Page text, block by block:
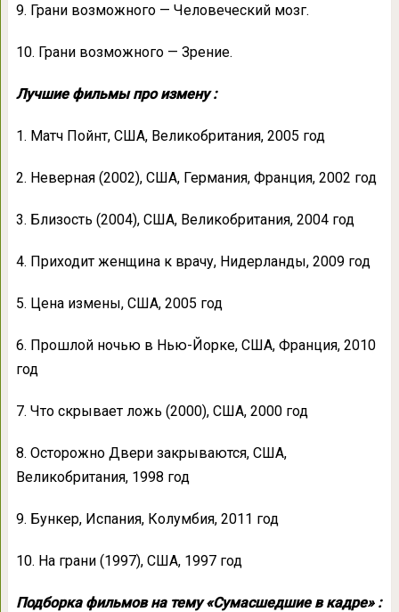
9. Грани возможного — Человеческий мозг.
10. Грани возможного — Зрение.
Лучшие фильмы про измену :
1. Матч Пойнт, США, Великобритания, 2005 год
2. Неверная (2002), США, Германия, Франция, 2002 год
3. Близость (2004), США, Великобритания, 2004 год
4. Приходит женщина к врачу, Нидерланды, 2009 год
5. Цена измены, США, 2005 год
6. Прошлой ночью в Нью-Йорке, США, Франция, 2010
год
7. Что скрывает ложь (2000), США, 2000 год
8. Осторожно Двери закрываются, США,
Великобритания, 1998 год
9. Бункер, Испания, Колумбия, 2011 год
10. На грани (1997), США, 1997 год
Подборка фильмов на тему «Сумасшедшие в кадре» :